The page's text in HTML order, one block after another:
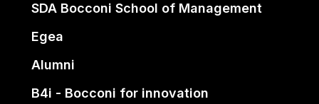
SDA Bocconi School of Management
Egea
Alumni
B4i - Bocconi for innovation